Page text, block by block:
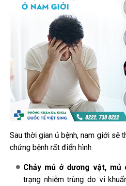
Sau thời gian ủ bệnh, nam giới sẽ
chứng bệnh rất điển hình
Chảy mủ ở dương vật, mủ
trạng nhiễm trùng do vi